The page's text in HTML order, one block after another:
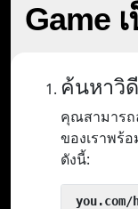
Game
ค้นหาวิ
คุณสามารถ
ของเราพร้
ดังนี้: